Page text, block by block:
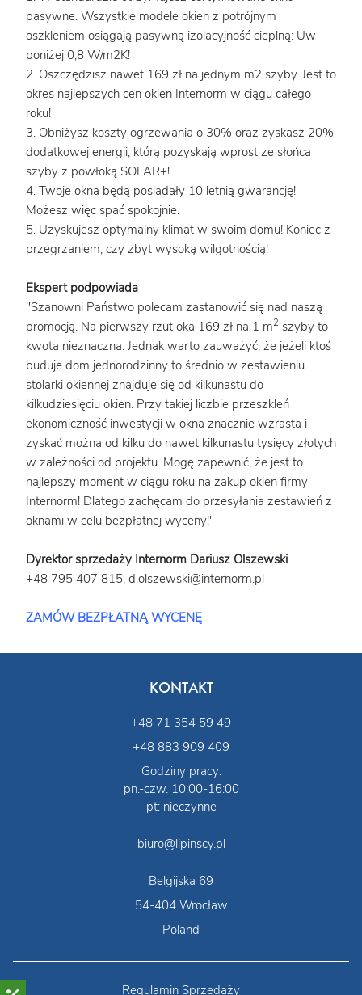
pasywne. Wszystkie modele okien z potrójnym
oszkleniem osiągają pasywną izolacyjność cieplną: Uw
poniżej 0,8 W/m2K!
2. Oszczędzisz nawet 169 zł na jednym m2 szyby. Jest to
okres najlepszych cen okien Internorm w ciągu całego
roku!
3. Obniżysz koszty ogrzewania o 30% oraz zyskasz 20%
dodatkowej energii, którą pozyskają wprost ze słońca
szyby z powłoką SOLAR+!
4. Twoje okna będą posiadały 10 letnią gwarancję!
Możesz więc spać spokojnie.
5. Uzyskujesz optymalny klimat w swoim domu! Koniec z
przegrzaniem, czy zbyt wysoką wilgotnością!
Ekspert podpowiada
"Szanowni Państwo polecam zastanowić się nad naszą
promocją. Na pierwszy rzut oka 169 zł na 1 m2 szyby to
kwota nieznaczna. Jednak warto zauważyć, że jeżeli ktoś
buduje dom jednorodzinny to średnio w zestawieniu
stolarki okiennej znajduje się od kilkunastu do
kilkudziesięciu okien. Przy takiej liczbie przeszkleń
ekonomiczność inwestycji w okna znacznie wzrasta i
zyskać można od kilku do nawet kilkunastu tysięcy złotych
w zależności od projektu. Mogę zapewnić, że jest to
najlepszy moment w ciągu roku na zakup okien firmy
Internorm! Dlatego zachęcam do przesyłania zestawień z
oknami w celu bezpłatnej wyceny!"
Dyrektor sprzedaży Internorm Dariusz Olszewski
+48 795 407 815, d.olszewski@internorm.pl
ZAMÓW BEZPŁATNĄ WYCENĘ
KONTAKT
+48 71 354 59 49
+48 883 909 409
Godziny pracy:
pn.-czw. 10:00-16:00
pt: nieczynne
biuro@lipinscy.pl
Belgijska 69
54-404 Wrocław
Poland
Regulamin Sprzedaży